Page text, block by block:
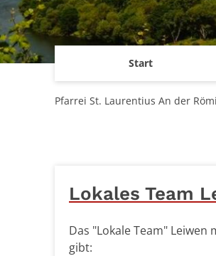
Start
Pfarrei St. Laurentius An der
Lokales Team
Das "Lokale Team"
gibt: